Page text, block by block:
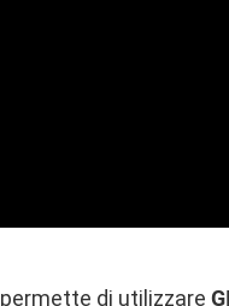
di utilizzare